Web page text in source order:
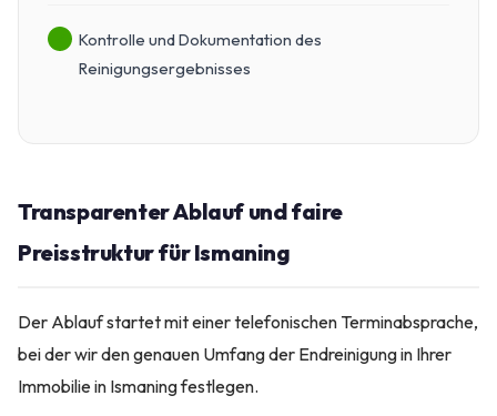
Kontrolle und Dokumentation des
Reinigungsergebnisses
Transparenter Ablauf und faire
Preisstruktur für Ismaning
Der Ablauf startet mit einer telefonischen Terminabsprache,
bei der wir den genauen Umfang der Endreinigung in Ihrer
Immobilie in Ismaning festlegen.